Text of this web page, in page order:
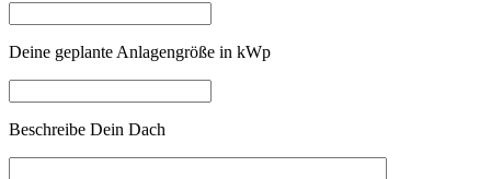
Deine geplante Anlagengröße in kWp
Beschreibe Dein Dach